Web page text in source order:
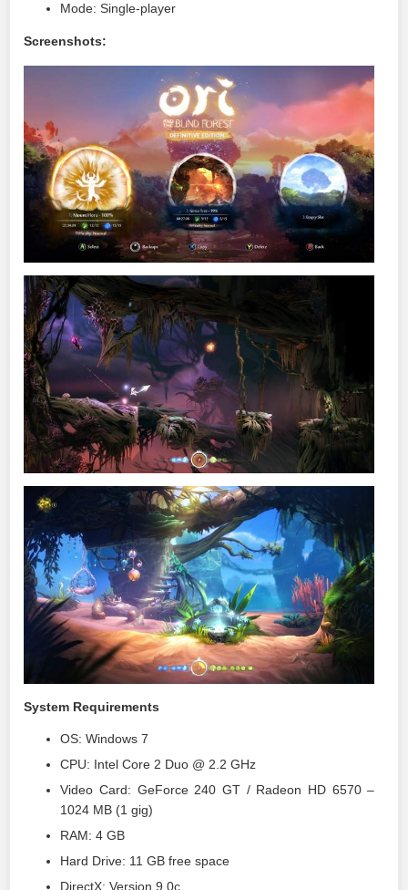
Mode: Single-player
Screenshots:
System Requirements
OS: Windows 7
CPU: Intel Core 2 Duo @ 2.2 GHz
Video Card: GeForce 240 GT / Radeon HD 6570 –
1024 MB (1 gig)
RAM: 4 GB
Hard Drive: 11 GB free space
DirectX: Version 9.0c